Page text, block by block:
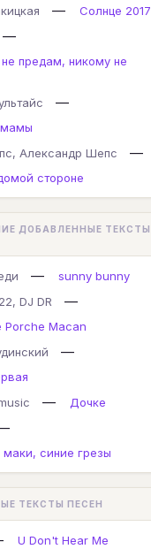
—
Солнце 2017
—
предам, никому не
—
Александр Шепс
—
стороне
ДОБАВЛЕННЫЕ ТЕКСТЫ
—
sunny bunny
DJ DR
—
Porche Macan
—
—
Дочке
синие грезы
ТЕКСТЫ ПЕСЕН
U Don't Hear Me